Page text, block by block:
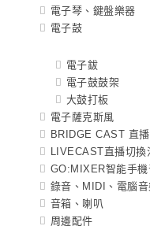
電子琴、鍵盤樂器
電子鼓
電子鈸
電子鼓鼓架
大鼓打板
電子薩克斯風
BRIDGE CAST 直
LIVECAST直播切換
GO:MIXER智能手
錄音、MIDI、電腦音
音箱、喇叭
周邊配件